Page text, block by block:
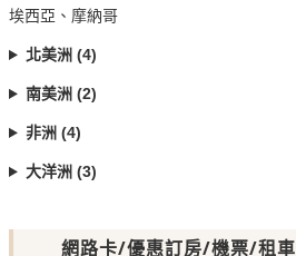
埃西亞、摩納哥
北美洲 (4)
南美洲 (2)
非洲 (4)
大洋洲 (3)
網路卡/優惠訂房/機票/租車